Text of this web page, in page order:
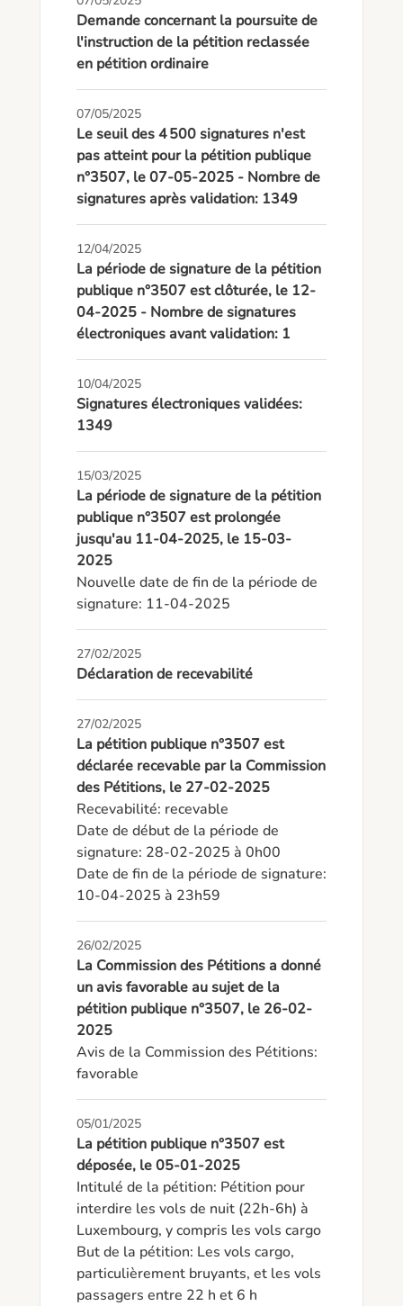
Demande concernant la poursuite de
l'instruction de la pétition reclassée
en pétition ordinaire
07/05/2025
Le seuil des 4 500 signatures n'est
pas atteint pour la pétition publique
n°3507, le 07-05-2025 - Nombre de
signatures après validation: 1349
12/04/2025
La période de signature de la pétition
publique n°3507 est clôturée, le 12-
04-2025 - Nombre de signatures
électroniques avant validation: 1
10/04/2025
Signatures électroniques validées:
1349
15/03/2025
La période de signature de la pétition
publique n°3507 est prolongée
jusqu'au 11-04-2025, le 15-03-
2025
Nouvelle date de fin de la période de
signature: 11-04-2025
27/02/2025
Déclaration de recevabilité
27/02/2025
La pétition publique n°3507 est
déclarée recevable par la Commission
des Pétitions, le 27-02-2025
Recevabilité: recevable
Date de début de la période de
signature: 28-02-2025 à 0h00
Date de fin de la période de signature:
10-04-2025 à 23h59
26/02/2025
La Commission des Pétitions a donné
un avis favorable au sujet de la
pétition publique n°3507, le 26-02-
2025
Avis de la Commission des Pétitions:
favorable
05/01/2025
La pétition publique n°3507 est
déposée, le 05-01-2025
Intitulé de la pétition: Pétition pour
interdire les vols de nuit (22h-6h) à
Luxembourg, y compris les vols cargo
But de la pétition: Les vols cargo,
particulièrement bruyants, et les vols
passagers entre 22 h et 6 h